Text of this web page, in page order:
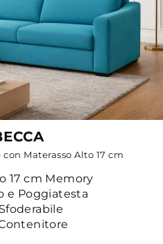
Materasso Alto 17 cm
17 cm Memory
e Poggiatesta